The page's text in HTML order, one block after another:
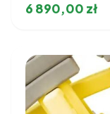
6 890,00 zł